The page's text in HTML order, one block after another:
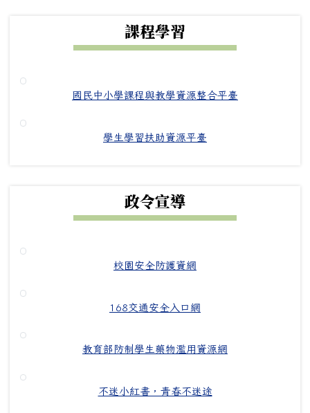
課程學習
國民中小學課程與教學資源整合平臺
學生學習扶助資源平臺
政令宣導
校園安全防護資網
168交通安全入口網
教育部防制學生藥物濫用資源網
不迷小紅書，青春不迷途